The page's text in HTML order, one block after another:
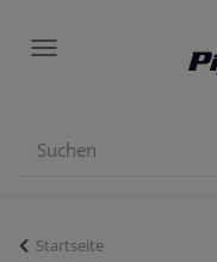
Startseite